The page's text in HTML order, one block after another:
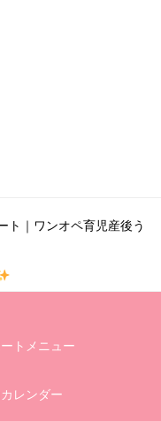
ト｜ワンオペ育児産後う
トメニュー
レンダー